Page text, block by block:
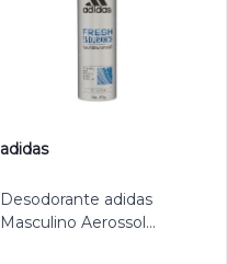
adidas
Desodorante adidas
Masculino Aerossol